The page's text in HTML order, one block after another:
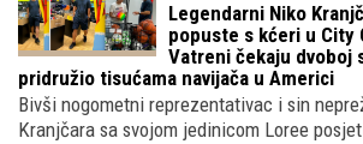
Legendarni Niko
popuste s kćeri u City
Vatreni čekaju dvoboj
pridružio tisućama navijača u Americi
Bivši nogometni reprezentativac i sin
Kranjčara sa svojom jedinicom Loree